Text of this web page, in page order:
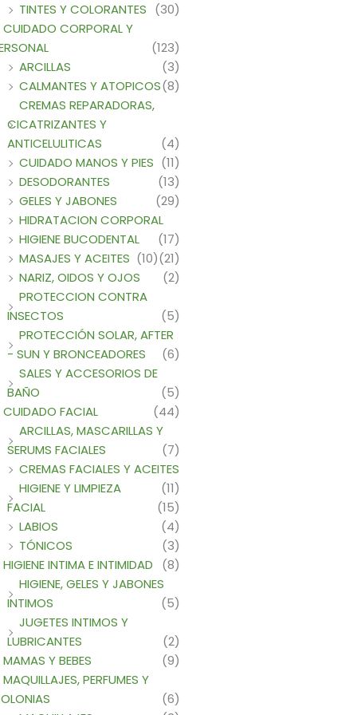
TINTES Y COLORANTES (30)
CUIDADO CORPORAL Y
(123)
ARCILLAS
(3)
CALMANTES Y ATOPICOS(8)
CREMAS REPARADORAS,
CICATRIZANTES Y
ANTICELULITICAS
(4)
CUIDADO MANOS Y PIES (11)
DESODORANTES
(13)
GELES Y JABONES
(29)
HIDRATACION CORPORAL
(17)
HIGIENE BUCODENTAL
(21)
MASAJES Y ACEITES (10)
NARIZ, OIDOS Y OJOS
(2)
PROTECCION CONTRA
INSECTOS
(5)
PROTECCIÓN SOLAR, AFTER
- SUN Y BRONCEADORES
(6)
SALES Y ACCESORIOS DE
BAÑO
(5)
CUIDADO FACIAL
(44)
ARCILLAS, MASCARILLAS Y
SERUMS FACIALES
(7)
CREMAS FACIALES Y ACEITES
(11)
HIGIENE Y LIMPIEZA
FACIAL
(15)
LABIOS
(4)
TÓNICOS
(3)
HIGIENE INTIMA E INTIMIDAD
(8)
HIGIENE, GELES Y JABONES
INTIMOS
(5)
JUGETES INTIMOS Y
LUBRICANTES
(2)
MAMAS Y BEBES
(9)
MAQUILLAJES, PERFUMES Y
(6)